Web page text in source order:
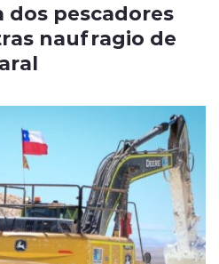
dos pescadores
naufragio de